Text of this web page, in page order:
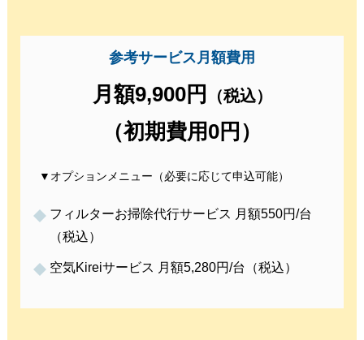
参考サービス月額費用
月額9,900円 （税込）
（初期費用0円）
▼オプションメニュー（必要に応じて申込可能）
フィルターお掃除代行サービス 月額550円/台
（税込）
空気Kireiサービス 月額5,280円/台（税込）